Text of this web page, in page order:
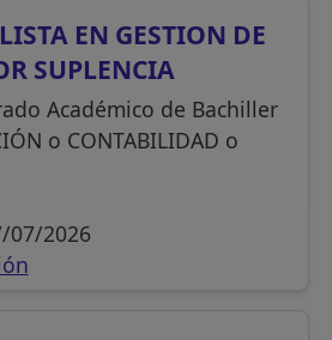
EN GESTION DE
SUPLENCIA
Académico de Bachiller
o CONTABILIDAD o
07/2026